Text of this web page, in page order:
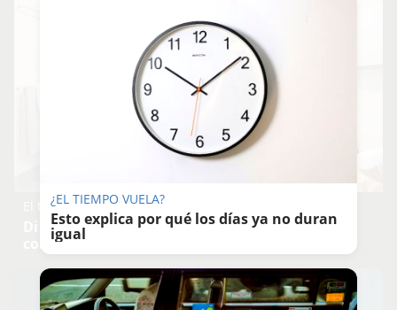
El truco contra la cal
Di adiós a la cal del baño con estos sencillos
consejos
¿EL TIEMPO VUELA?
Esto explica por qué los días ya no duran
igual